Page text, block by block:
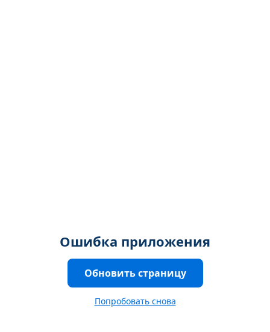
Ошибка приложения
Обновить страницу
Попробовать снова